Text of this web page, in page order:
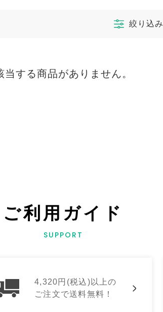
絞り込み
当する商品がありません。
ご利用ガイド
SUPPORT
4,320円(税込)以上の
ご注文で送料無料！